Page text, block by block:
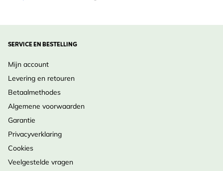
SERVICE EN BESTELLING
Mijn account
Levering en retouren
Betaalmethodes
Algemene voorwaarden
Garantie
Privacyverklaring
Cookies
Veelgestelde vragen